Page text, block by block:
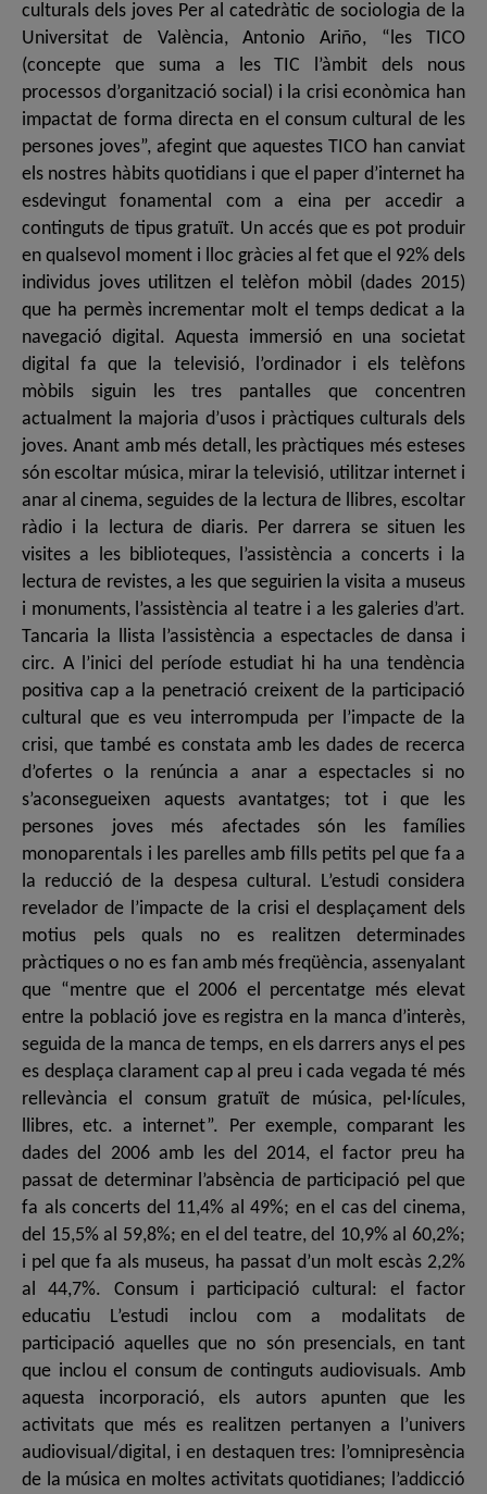
culturals dels joves Per al catedràtic de sociologia de la
Universitat de València, Antonio Ariño, “les TICO
(concepte que suma a les TIC l’àmbit dels nous
processos d’organització social) i la crisi econòmica han
impactat de forma directa en el consum cultural de les
persones joves”, afegint que aquestes TICO han canviat
els nostres hàbits quotidians i que el paper d’internet ha
esdevingut fonamental com a eina per accedir a
continguts de tipus gratuït. Un accés que es pot produir
en qualsevol moment i lloc gràcies al fet que el 92% dels
individus joves utilitzen el telèfon mòbil (dades 2015)
que ha permès incrementar molt el temps dedicat a la
navegació digital. Aquesta immersió en una societat
digital fa que la televisió, l’ordinador i els telèfons
mòbils siguin les tres pantalles que concentren
actualment la majoria d’usos i pràctiques culturals dels
joves. Anant amb més detall, les pràctiques més esteses
són escoltar música, mirar la televisió, utilitzar internet i
anar al cinema, seguides de la lectura de llibres, escoltar
ràdio i la lectura de diaris. Per darrera se situen les
visites a les biblioteques, l’assistència a concerts i la
lectura de revistes, a les que seguirien la visita a museus
i monuments, l’assistència al teatre i a les galeries d’art.
Tancaria la llista l’assistència a espectacles de dansa i
circ. A l’inici del període estudiat hi ha una tendència
positiva cap a la penetració creixent de la participació
cultural que es veu interrompuda per l’impacte de la
crisi, que també es constata amb les dades de recerca
d’ofertes o la renúncia a anar a espectacles si no
s’aconsegueixen aquests avantatges; tot i que les
persones joves més afectades són les famílies
monoparentals i les parelles amb fills petits pel que fa a
la reducció de la despesa cultural. L’estudi considera
revelador de l’impacte de la crisi el desplaçament dels
motius pels quals no es realitzen determinades
pràctiques o no es fan amb més freqüència, assenyalant
que “mentre que el 2006 el percentatge més elevat
entre la població jove es registra en la manca d’interès,
seguida de la manca de temps, en els darrers anys el pes
es desplaça clarament cap al preu i cada vegada té més
rellevància el consum gratuït de música, pel·lícules,
llibres, etc. a internet”. Per exemple, comparant les
dades del 2006 amb les del 2014, el factor preu ha
passat de determinar l’absència de participació pel que
fa als concerts del 11,4% al 49%; en el cas del cinema,
del 15,5% al 59,8%; en el del teatre, del 10,9% al 60,2%;
i pel que fa als museus, ha passat d’un molt escàs 2,2%
al 44,7%. Consum i participació cultural: el factor
educatiu L’estudi inclou com a modalitats de
participació aquelles que no són presencials, en tant
que inclou el consum de continguts audiovisuals. Amb
aquesta incorporació, els autors apunten que les
activitats que més es realitzen pertanyen a l’univers
audiovisual/digital, i en destaquen tres: l’omnipresència
de la música en moltes activitats quotidianes; l’addicció